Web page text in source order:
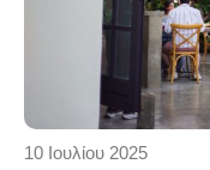
10 Ιουλίου 2025